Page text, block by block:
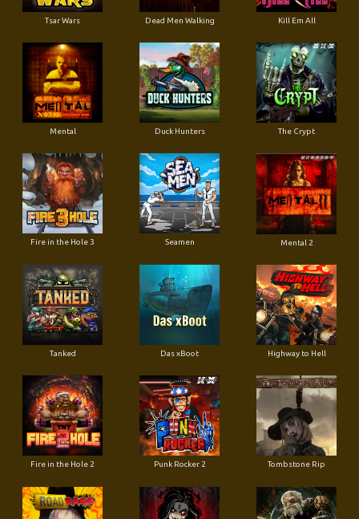
Tsar Wars Dead Men Walking Kill Em All
Mental Duck Hunters The Crypt
Fire in the Hole 3 Seamen Mental 2
Tanked Das xBoot Highway to Hell
Fire in the Hole 2 Punk Rocker 2 Tombstone Rip